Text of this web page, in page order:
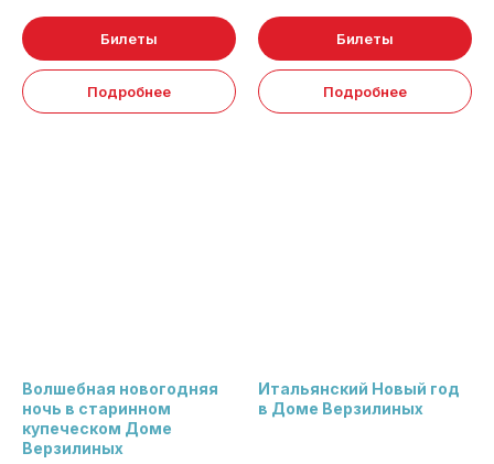
Билеты
Подробнее
Билеты
Подробнее
Волшебная новогодняя
ночь в старинном
купеческом Доме
Верзилиных
Итальянский Новый год
в Доме Верзилиных